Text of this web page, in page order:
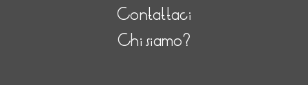
Contattaci
Chi siamo?